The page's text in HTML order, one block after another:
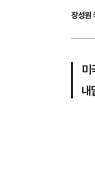
장성원
미
내